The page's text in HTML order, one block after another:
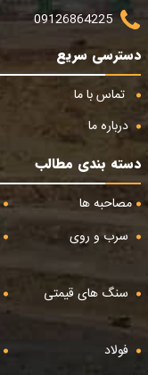
09126864225
دسترسی سریع
تماس با ما
درباره ما
دسته بندی مطالب
مصاحبه ها
سرب و روی
سنگ های قیمتی
فولاد